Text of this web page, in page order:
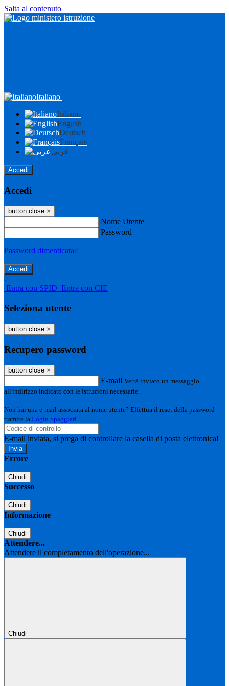
Salta al contenuto
Italiano
Italiano
English
Deutsch
Français
عربى
Accedi
Accedi
button close ×
Nome Utente
Password
Password dimenticata?
-
Entra con SPID Entra con CIE
Seleziona utente
button close ×
Recupero password
button close ×
E-mail Verrà inviato un messaggio
all'indirizzo indicato con le istruzioni necessarie.
Non hai una e-mail associata al nome utente? Effettua il reset della password
tramite la Login Spaggiari
E-mail inviata, si prega di controllare la casella di posta elettronica!
Errore
Chiudi
Successo
Chiudi
Informazione
Chiudi
Attendere...
Attendere il completamento dell'operazione...
Chiudi